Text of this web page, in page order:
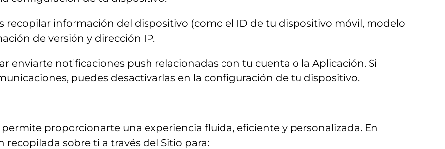
recopilar información del dispositivo (como el ID de tu dispositivo móvil, modelo
de versión y dirección IP.
enviarte notificaciones push relacionadas con tu cuenta o la Aplicación. Si
puedes desactivarlas en la configuración de tu dispositivo.
proporcionarte una experiencia fluida, eficiente y personalizada. En
sobre ti a través del Sitio para: